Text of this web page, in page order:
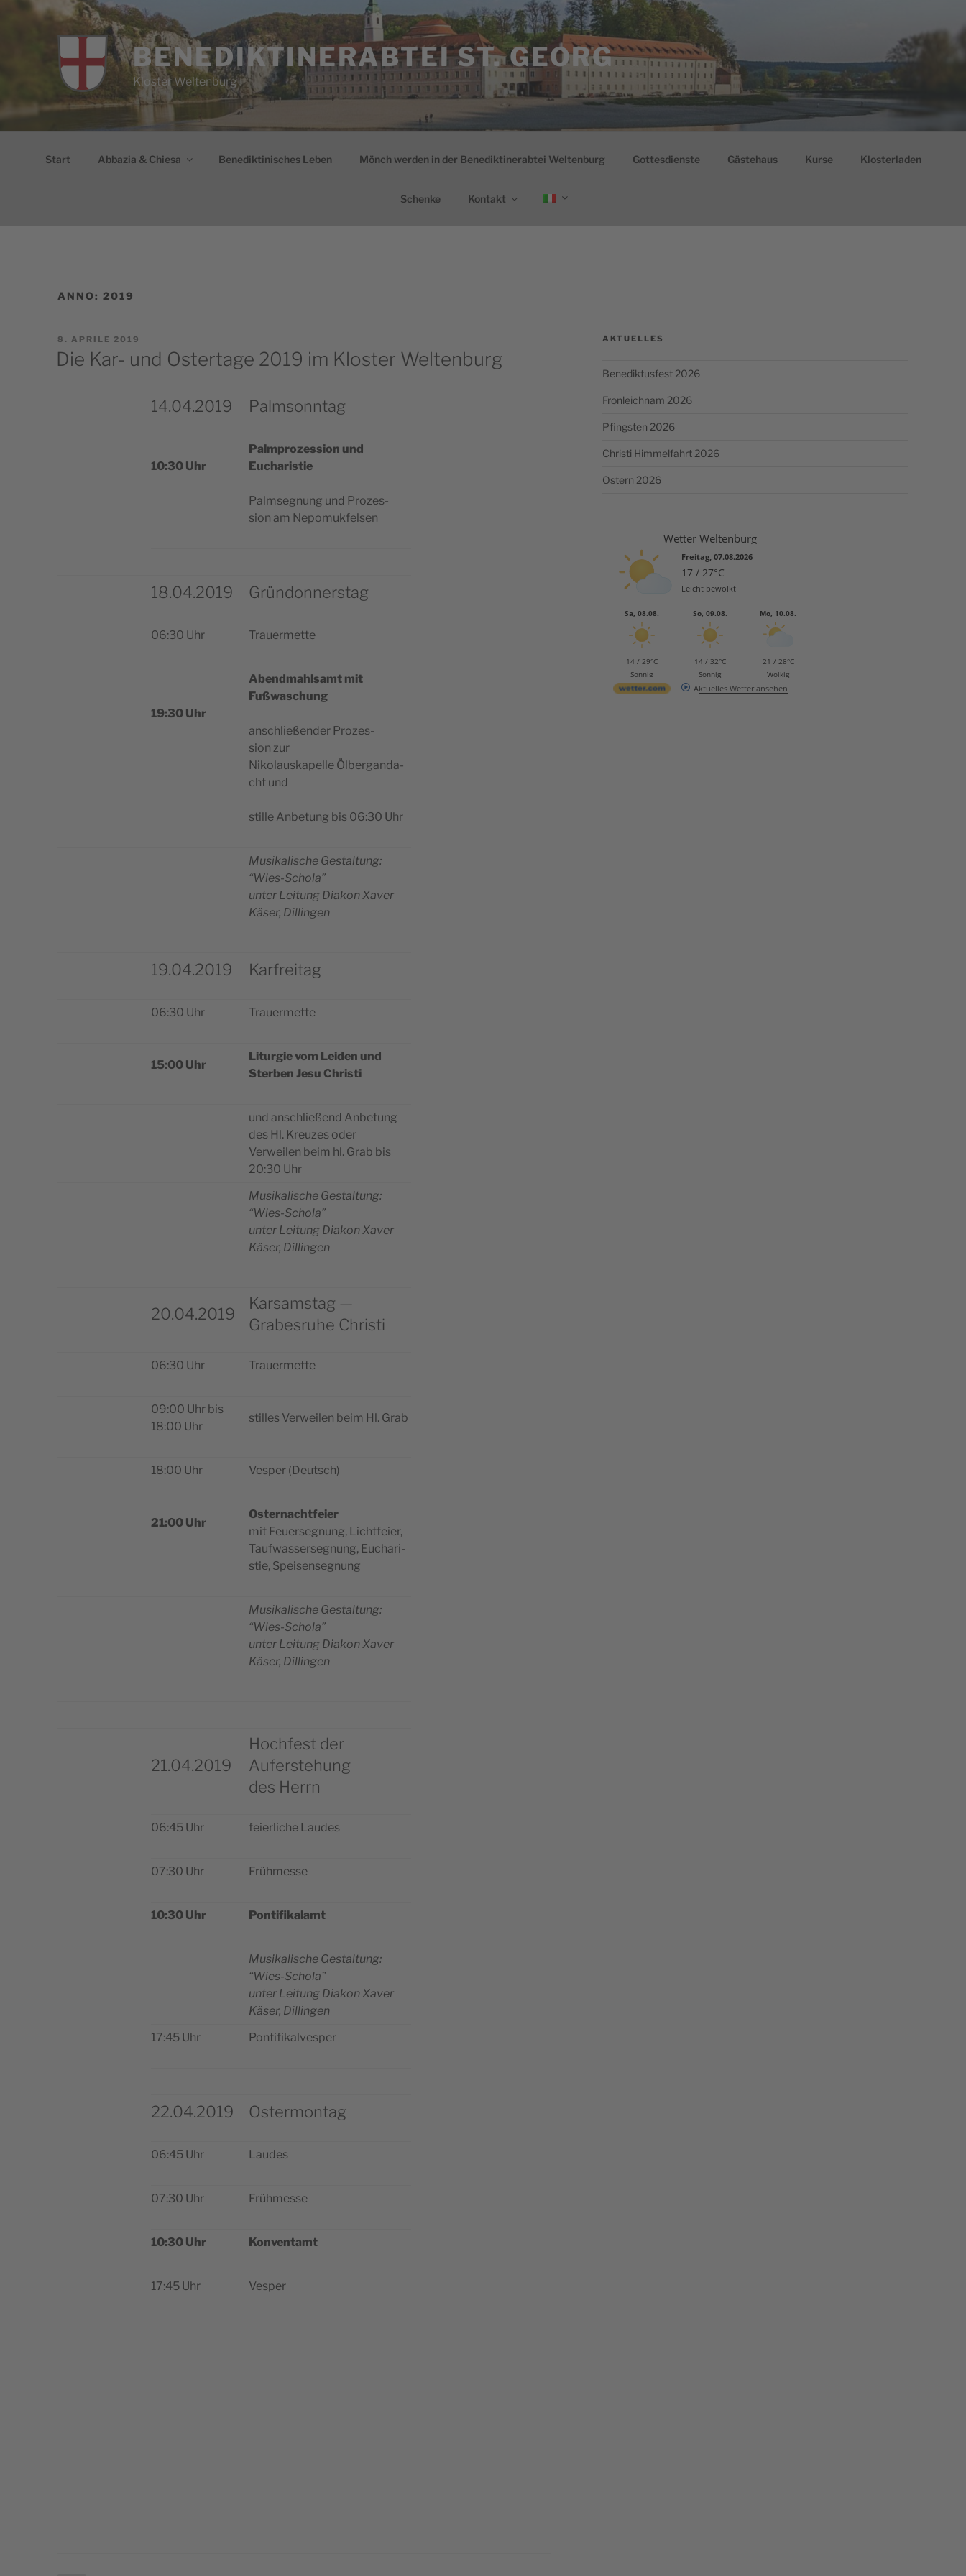
BENEDIKTINERABTEI ST. GEORG
Kloster Weltenburg
Start Abbazia & Chiesa Benediktinisches Leben Mönch werden in der Benediktinerabtei Weltenburg Gottesdienste Gästehaus Kurse Klosterladen
Schenke Kontakt
ANNO: 2019
PUBBLICATO
8. APRILE 2019
Die Kar- und Ostertage 2019 im Kloster Weltenburg
14.04.2019 Palmsonntag
10:30 Uhr
Palm­pro­zes­sion und
Eucharistie
Palm­se­gnung und Pro­zes­
sion am Nepomukfelsen
18.04.2019 Gründonnerstag
06:30 Uhr Trauer­met­te
19:30 Uhr
Abend­ma­hl­samt mit
Fußwaschung
anschließen­der Pro­zes­
sion zur
Niko­lau­ska­pel­le Ölber­gan­da­
cht und
stil­le Anbe­tung bis 06:30 Uhr
Musi­ka­li­sche Gestal­tung:
“Wies-Scho­la”
unter Lei­tung Dia­kon Xaver
Käser, Dillingen
19.04.2019 Karfreitag
06:30 Uhr Trauer­met­te
15:00 Uhr
Litur­gie vom Lei­den und
Ster­ben Jesu Christi
und anschließend Anbe­tung
des Hl. Kreu­zes oder
Ver­wei­len beim hl. Grab bis
20:30 Uhr
Musi­ka­li­sche Gestal­tung:
“Wies-Scho­la”
unter Lei­tung Dia­kon Xaver
Käser, Dillingen
20.04.2019
Karsamstag —
Grabesruhe Christi
06:30 Uhr Trauer­met­te
09:00 Uhr bis
18:00 Uhr
stil­les Ver­wei­len beim Hl. Grab
18:00 Uhr Vesper (Deu­tsch)
21:00 Uhr
Oster­na­cht­feier
mit Feuer­se­gnung, Lichtfeier,
Tau­f­was­ser­se­gnung, Eucha­ri­
stie, Speisensegnung
Musi­ka­li­sche Gestal­tung:
“Wies-Scho­la”
unter Lei­tung Dia­kon Xaver
Käser, Dillingen
21.04.2019
Hochfest der
Auferstehung
des Herrn
06:45 Uhr feier­li­che Laudes
07:30 Uhr Früh­mes­se
10:30 Uhr Pon­ti­fi­ka­lamt
Musi­ka­li­sche Gestal­tung:
“Wies-Scho­la”
unter Lei­tung Dia­kon Xaver
Käser, Dillingen
17:45 Uhr
Pon­ti­fi­kal­ve­sper
22.04.2019 Ostermontag
06:45 Uhr Lau­des
07:30 Uhr Früh­mes­se
10:30 Uhr Kon­ven­tamt
17:45 Uhr Vesper
AKTUELLES
Benediktusfest 2026
Fronleichnam 2026
Pfingsten 2026
Christi Himmelfahrt 2026
Ostern 2026
Wetter Weltenburg
Freitag, 07.08.2026
17 / 27°C
Leicht bewölkt
Sa, 08.08.
14 / 29°C
Sonnig
So, 09.08.
14 / 32°C
Sonnig
Mo, 10.08.
21 / 28°C
Wolkig
Aktuelles Wetter ansehen